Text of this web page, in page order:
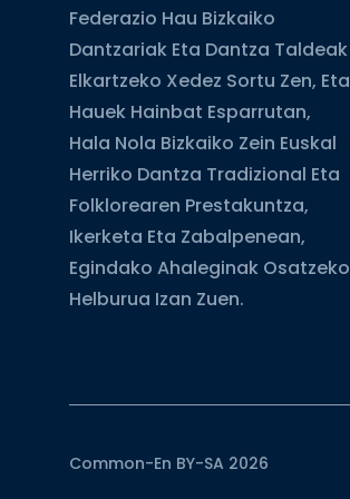
Federazio Hau Bizkaiko
Dantzariak Eta Dantza Taldeak
Elkartzeko Xedez Sortu Zen, Eta
Hauek Hainbat Esparrutan,
Hala Nola Bizkaiko Zein Euskal
Herriko Dantza Tradizional Eta
Folklorearen Prestakuntza,
Ikerketa Eta Zabalpenean,
Egindako Ahaleginak Osatzeko
Helburua Izan Zuen.
Common-En BY-SA 2026